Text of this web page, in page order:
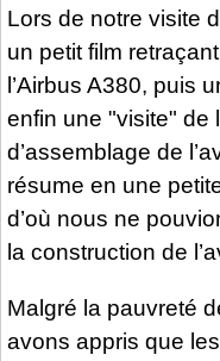
Lors de notre visite
un petit film
l’Airbus A380, puis
enfin une "visite" de
d’assemblage de
résume en une
d’où nous ne
la construction de
Malgré la pauvreté
avons appris que